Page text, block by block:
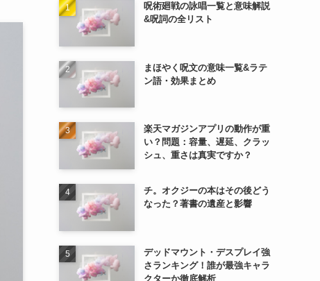
呪術廻戦の詠唱一覧と意味解説
&呪詞の全リスト
まほやく呪文の意味一覧&ラテ
ン語・効果まとめ
楽天マガジンアプリの動作が重
い？問題：容量、遅延、クラッ
シュ、重さは真実ですか？
チ。オクジーの本はその後どう
なった？著書の遺産と影響
デッドマウント・デスプレイ強
さランキング！誰が最強キャラ
クターか徹底解析